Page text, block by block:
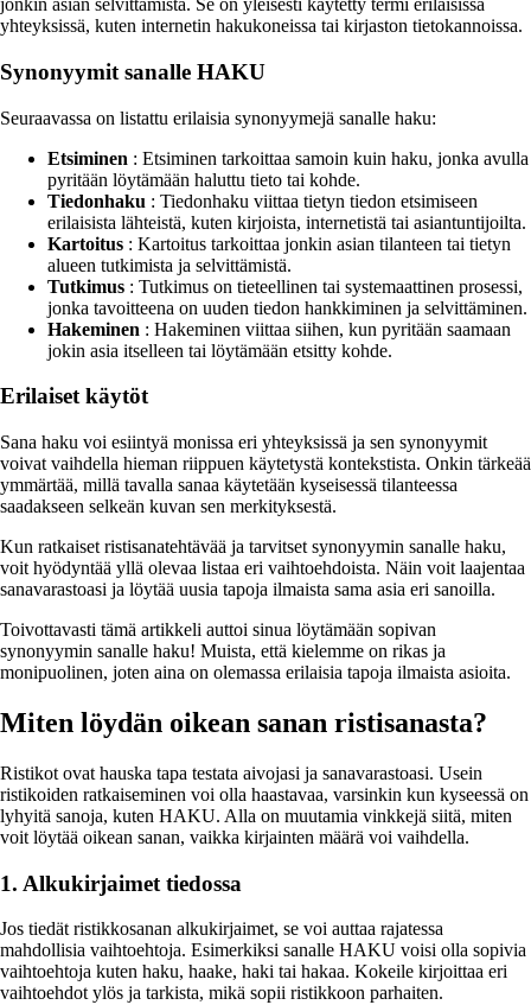
jonkin asian selvittämistä. Se on yleisesti käytetty termi erilaisissa
yhteyksissä, kuten internetin hakukoneissa tai kirjaston tietokannoissa.
Synonyymit sanalle HAKU
Seuraavassa on listattu erilaisia synonyymejä sanalle haku:
Etsiminen : Etsiminen tarkoittaa samoin kuin haku, jonka avulla
pyritään löytämään haluttu tieto tai kohde.
Tiedonhaku : Tiedonhaku viittaa tietyn tiedon etsimiseen
erilaisista lähteistä, kuten kirjoista, internetistä tai asiantuntijoilta.
Kartoitus : Kartoitus tarkoittaa jonkin asian tilanteen tai tietyn
alueen tutkimista ja selvittämistä.
Tutkimus : Tutkimus on tieteellinen tai systemaattinen prosessi,
jonka tavoitteena on uuden tiedon hankkiminen ja selvittäminen.
Hakeminen : Hakeminen viittaa siihen, kun pyritään saamaan
jokin asia itselleen tai löytämään etsitty kohde.
Erilaiset käytöt
Sana haku voi esiintyä monissa eri yhteyksissä ja sen synonyymit
voivat vaihdella hieman riippuen käytetystä kontekstista. Onkin tärkeää
ymmärtää, millä tavalla sanaa käytetään kyseisessä tilanteessa
saadakseen selkeän kuvan sen merkityksestä.
Kun ratkaiset ristisanatehtävää ja tarvitset synonyymin sanalle haku,
voit hyödyntää yllä olevaa listaa eri vaihtoehdoista. Näin voit laajentaa
sanavarastoasi ja löytää uusia tapoja ilmaista sama asia eri sanoilla.
Toivottavasti tämä artikkeli auttoi sinua löytämään sopivan
synonyymin sanalle haku! Muista, että kielemme on rikas ja
monipuolinen, joten aina on olemassa erilaisia tapoja ilmaista asioita.
Miten löydän oikean sanan ristisanasta?
Ristikot ovat hauska tapa testata aivojasi ja sanavarastoasi. Usein
ristikoiden ratkaiseminen voi olla haastavaa, varsinkin kun kyseessä on
lyhyitä sanoja, kuten HAKU. Alla on muutamia vinkkejä siitä, miten
voit löytää oikean sanan, vaikka kirjainten määrä voi vaihdella.
1. Alkukirjaimet tiedossa
Jos tiedät ristikkosanan alkukirjaimet, se voi auttaa rajatessa
mahdollisia vaihtoehtoja. Esimerkiksi sanalle HAKU voisi olla sopivia
vaihtoehtoja kuten haku, haake, haki tai hakaa. Kokeile kirjoittaa eri
vaihtoehdot ylös ja tarkista, mikä sopii ristikkoon parhaiten.